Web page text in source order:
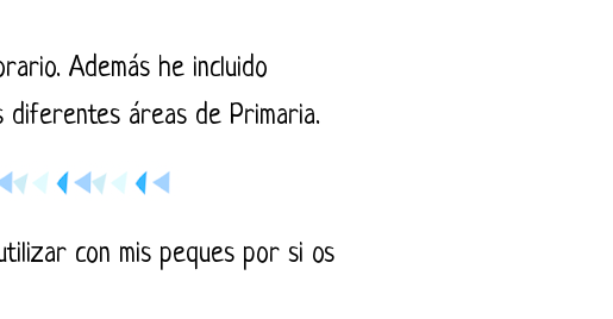
Además he incluido
diferentes áreas de Primaria.
con mis peques por si os